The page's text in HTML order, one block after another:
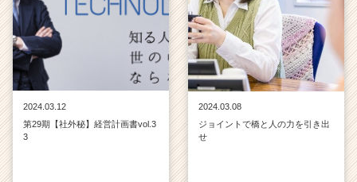
2024.03.12
第29期【社外秘】経営計画書vol.3
3
2024.03.08
ジョイントで橋と人の力を引き出
せ